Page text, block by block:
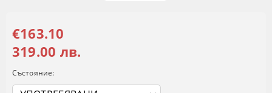
€163.10
319.00 лв.
Състояние: